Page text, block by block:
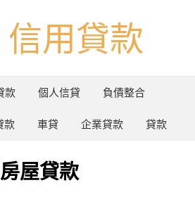
用貸款
款 個人信貸 負債整合
款 車貸 企業貸款 貸款
房屋貸款